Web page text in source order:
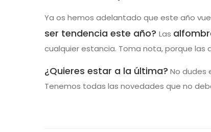
Ya os hemos adelantado que este año
ser tendencia este año? Las
cualquier estancia. Toma nota, porque
¿Quieres estar a la última? No dudes
Tenemos todas las novedades que no